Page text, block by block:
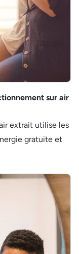
sur air
extrait utilise les
gratuite et